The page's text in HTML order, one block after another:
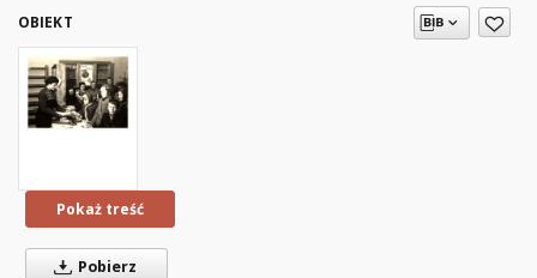
OBIEKT
Pokaż treść
Pobierz